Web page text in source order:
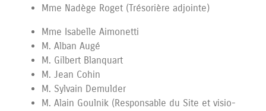
Mme Nadège Roget (Trésorière adjointe)
Mme Isabelle Aimonetti
M. Alban Augé
M. Gilbert Blanquart
M. Jean Cohin
M. Sylvain Demulder
M. Alain Goulnik (Responsable du Site et visio-